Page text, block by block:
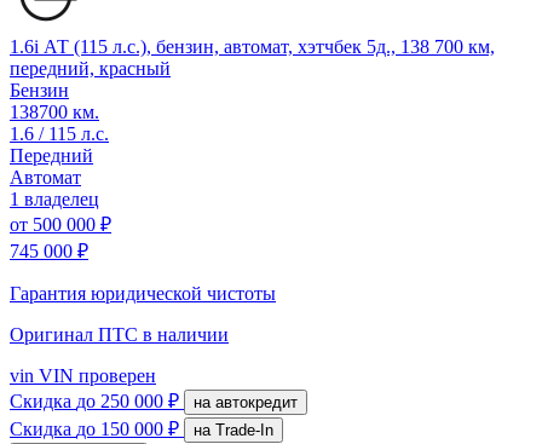
1.6i АТ (115 л.с.), бензин, автомат, хэтчбек 5д., 138 700 км,
передний, красный
Бензин
138700 км.
1.6 / 115 л.с.
Передний
Автомат
1 владелец
от 500 000 ₽
745 000 ₽
Гарантия юридической чистоты
Оригинал ПТС в наличии
vin VIN проверен
Скидка до 250 000 ₽ на автокредит
Скидка до 150 000 ₽
на Trade-In